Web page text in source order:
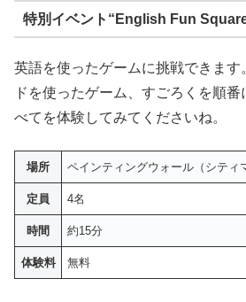
特別イベント“English Fun
英語を使ったゲームに挑戦できます
ドを使ったゲーム、すごろくを順
べてを体験してみてくださいね。
場所 ペインティングウォール（シティ
定員 4名
時間 約15分
体験料 無料